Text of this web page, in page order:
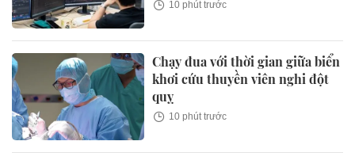
10 phút trước
Chạy đua với thời gian giữa biển
khơi cứu thuyền viên nghi đột
quỵ
10 phút trước